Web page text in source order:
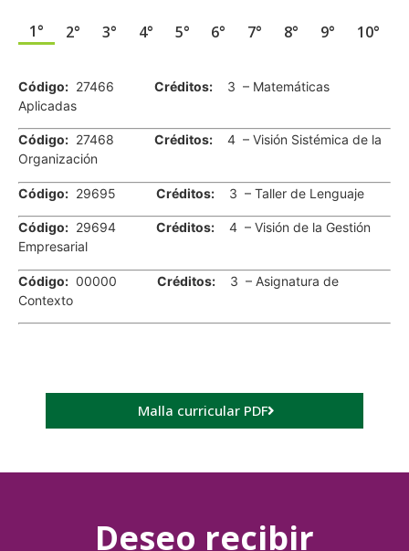
1° 2° 3° 4° 5° 6° 7° 8° 9° 10°
Código: 27466 Créditos: 3 – Matemáticas
Aplicadas
Código: 27468 Créditos: 4 – Visión Sistémica de la
Organización
Código: 29695 Créditos: 3 – Taller de Lenguaje
Código: 29694 Créditos: 4 – Visión de la Gestión
Empresarial
Código: 00000 Créditos: 3 – Asignatura de
Contexto
Malla curricular PDF
Deseo recibir